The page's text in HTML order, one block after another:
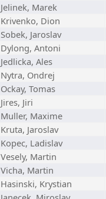
Jelinek, Marek
Krivenko, Dion
Sobek, Jaroslav
Dylong, Antoni
Jedlicka, Ales
Nytra, Ondrej
Ockay, Tomas
Jires, Jiri
Muller, Maxime
Kruta, Jaroslav
Kopec, Ladislav
Vesely, Martin
Vicha, Martin
Hasinski, Krystian